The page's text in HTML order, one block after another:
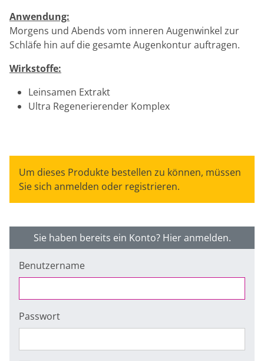
Anwendung:
Morgens und Abends vom inneren Augenwinkel zur
Schläfe hin auf die gesamte Augenkontur auftragen.
Wirkstoffe:
Leinsamen Extrakt
Ultra Regenerierender Komplex
Um dieses Produkte bestellen zu können, müssen
Sie sich anmelden oder registrieren.
Sie haben bereits ein Konto? Hier anmelden.
Benutzername
Passwort